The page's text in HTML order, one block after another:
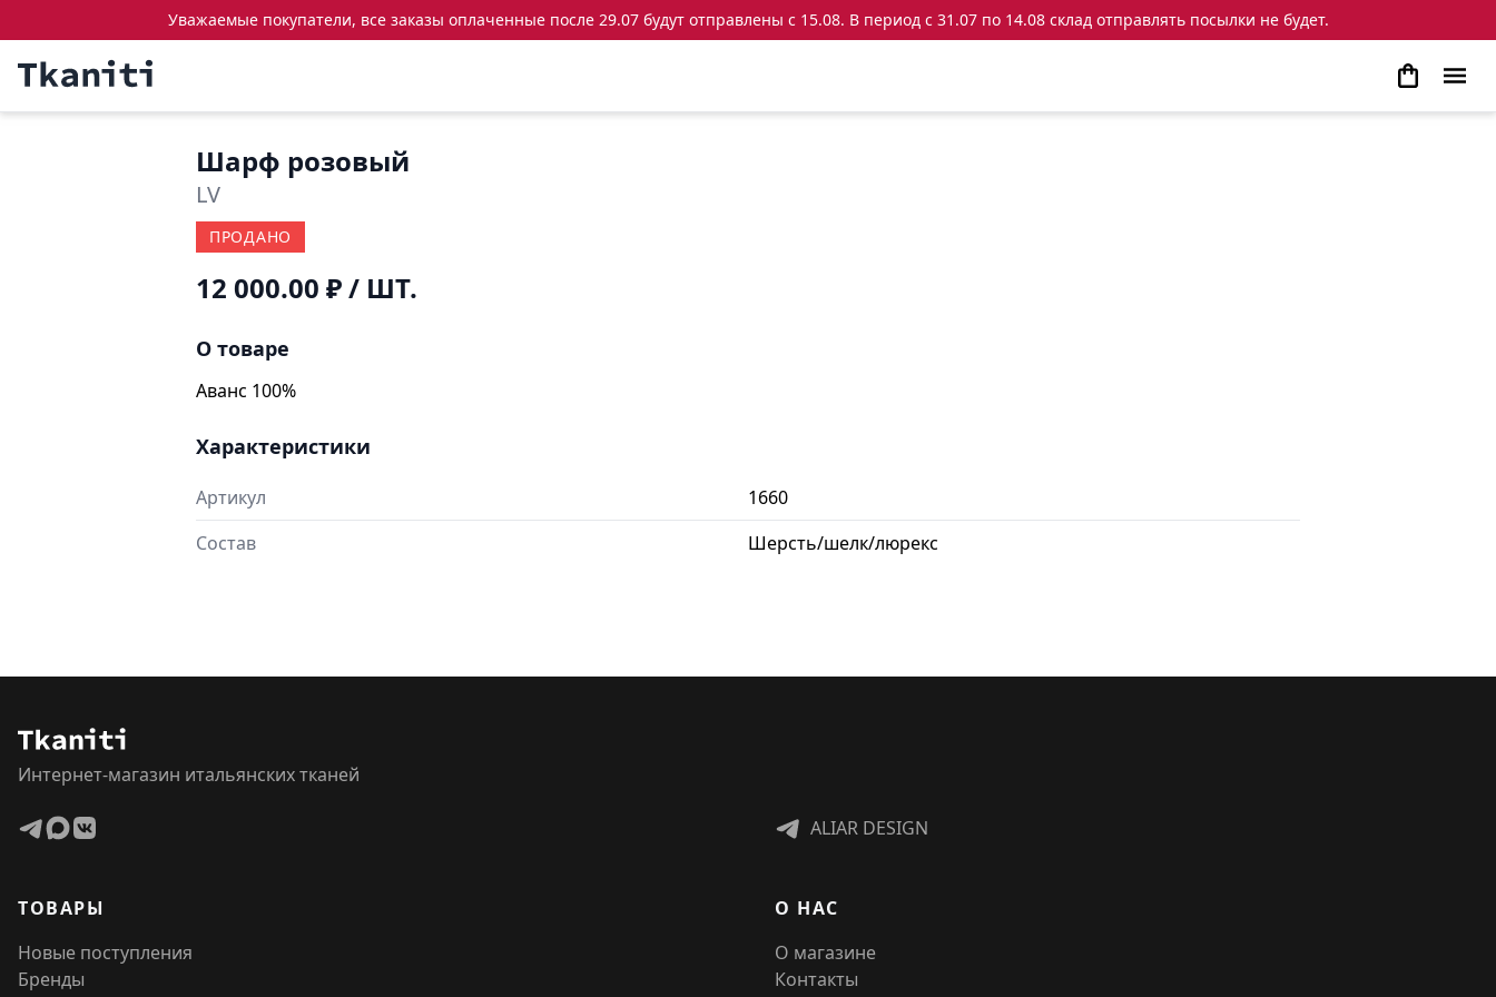
Уважаемые покупатели, все заказы оплаченные после 29.07 будут отправлены с 15.08. В период с 31.07 по 14.08 склад отправлять посылки не будет.
Шарф розовый
LV
ПРОДАНО
12 000.00 ₽/ ШТ.
О товаре
Аванс 100%
Характеристики
Артикул
1660
Состав
Шерсть/шелк/люрекс
Интернет-магазин итальянских тканей
ALIAR DESIGN
ТОВАРЫ
Новые поступления
Бренды
О НАС
О магазине
Контакты